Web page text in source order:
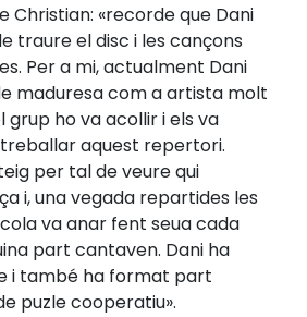
Christian: «recorde que Dani
traure el disc i les cançons
Per a mi, actualment Dani
maduresa com a artista molt
grup ho va acollir i els va
aquest repertori.
per tal de veure qui
i, una vegada repartides les
va anar fent seua cada
part cantaven. Dani ha
i també ha format part
puzle cooperatiu».